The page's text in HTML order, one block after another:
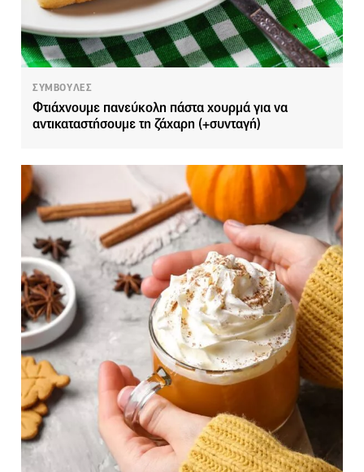
ΣΥΜΒΟΥΛΕΣ
Φτιάχνουμε πανεύκολη πάστα χουρμά για να
αντικαταστήσουμε τη ζάχαρη (+συνταγή)